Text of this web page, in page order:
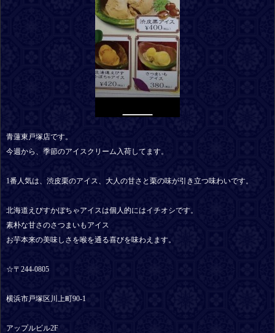
青蓮東戸塚店です。
今週から、季節のアイスクリーム入荷してます。
1番人気は、渋皮栗のアイス、大人の甘さと栗の味が引き立つ味わいです。
北海道えびすかぼちゃアイスは個人的にはイチオシです。
素朴な甘さのさつまいもアイス
お芋本来の美味しさを喉を通る喜びを味わえます。
☆〒244-0805
横浜市戸塚区川上町90-1
アップルビル2F